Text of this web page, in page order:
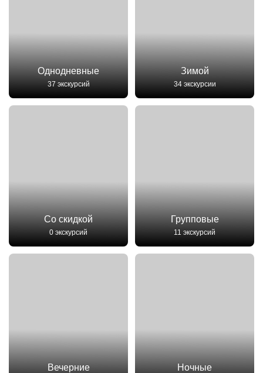
Однодневные
37 экскурсий
Зимой
34 экскурсии
Со скидкой
0 экскурсий
Групповые
11 экскурсий
Вечерние Ночные